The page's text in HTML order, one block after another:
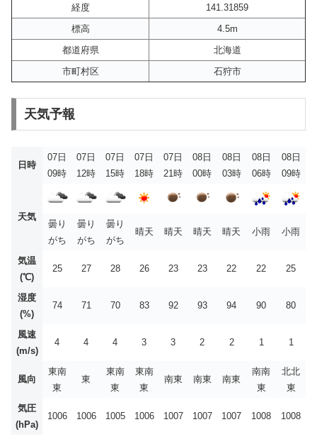
経度
141.31859
標高
4.5m
都道府県
北海道
市町村区
石狩市
天気予報
日時
07日
09時
07日
12時
07日
15時
07日
18時
07日
21時
08日
00時
08日
03時
08日
06時
08日
09時
天気
曇り
がち
曇り
がち
曇り
がち
晴天 晴天 晴天 晴天 小雨 小雨
気温
(℃)
25 27 28 26 23 23 22 22 25
湿度
(%)
74 71 70 83 92 93 94 90 80
風速
(m/s)
4 4 4 3 3 2 2 1 1
風向
東南
東
東
東南
東
東南
東
南東 南東 南東
南南
東
北北
東
気圧
(hPa)
1006 1006 1005 1006 1007 1007 1007 1008 1008